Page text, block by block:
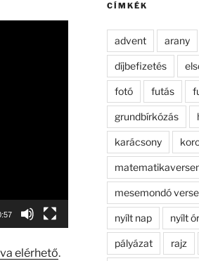
elérhető.
CÍMKÉK
advent arany
díjbefizetés
fotó futás
grundbírkózás
karácsony
mesemondó
nyílt nap nyílt
pályázat rajz